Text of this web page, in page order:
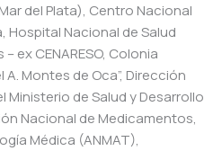
del Plata), Centro Nacional
Hospital Nacional de Salud
ex CENARESO, Colonia
A. Montes de Oca”, Dirección
Ministerio de Salud y Desarrollo
Nacional de Medicamentos,
Médica (ANMAT),